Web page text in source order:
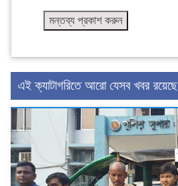
এই ক্যাটাগরিতে আরো যেসব খবর রয়েছে